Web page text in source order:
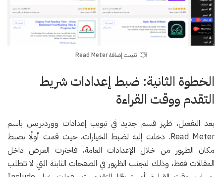
تثبيت إضافة Read Meter
الخطوة الثانية: ضبط إعدادات شريط
التقدم ووقت القراءة
بعد التفعيل، ظهر قسم جديد في تبويب إعدادات ووردبريس باسم
Read Meter. دخلت إليه لضبط الخيارات، حيث قمت أولًا بضبط
مكان الظهور من خلال الإعدادات العامة، فاخترت العرض داخل
المقالات فقط، وذلك لتجنب الظهور في الصفحات الثابتة التي لا تتطلب